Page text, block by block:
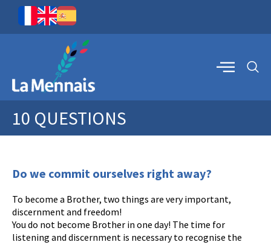
10 QUESTIONS
Do we commit ourselves right away?
To become a Brother, two things are very important,
discernment and freedom!
You do not become Brother in one day! The time for
listening and discernment is necessary to recognise the